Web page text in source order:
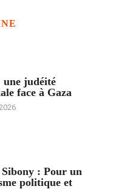
une judéité
face à Gaza
: Pour un
politique et